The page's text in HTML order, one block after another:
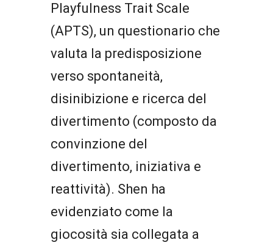
Playfulness Trait Scale
(APTS), un questionario che
valuta la predisposizione
verso spontaneità,
disinibizione e ricerca del
divertimento (composto da
convinzione del
divertimento, iniziativa e
reattività). Shen ha
evidenziato come la
giocosità sia collegata a